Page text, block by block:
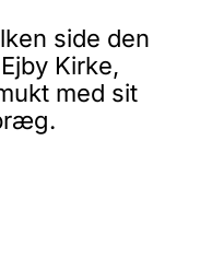
side den
Kirke,
med sit